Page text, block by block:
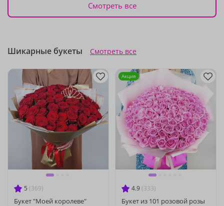
Смотреть все
Шикарные букеты Смотреть все
5 (369)
Букет "Моей королеве"
4.9 (333)
Букет из 101 розовой розы
Акция